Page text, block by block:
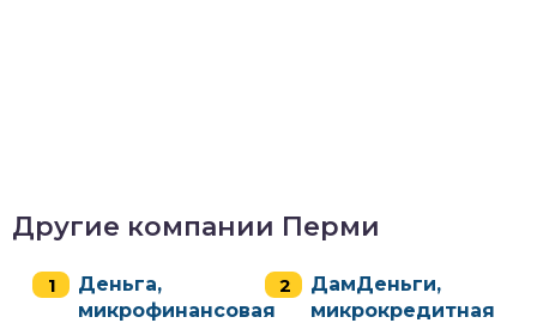
Другие компании Перми
Деньга,
микрофинансовая
ДамДеньги,
микрокредитная